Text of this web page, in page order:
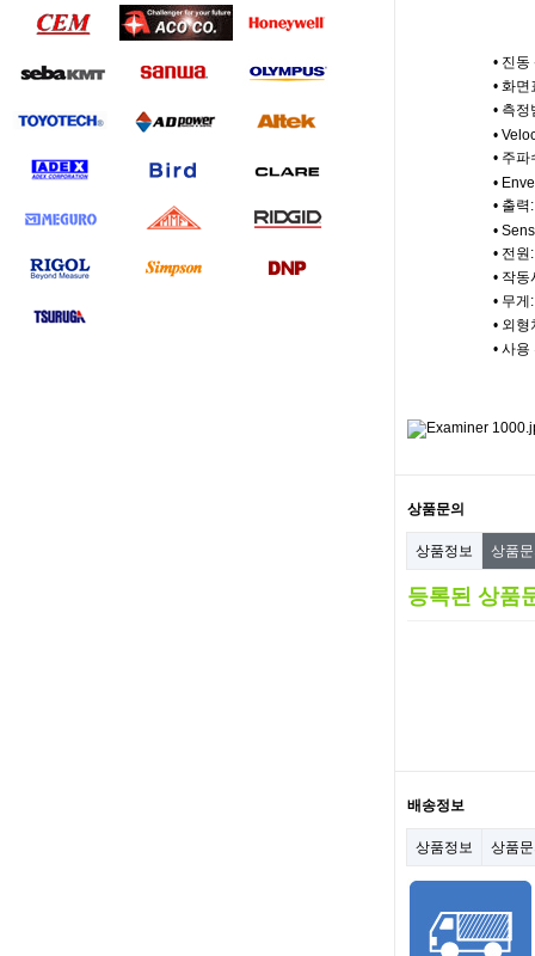
• 진
• 화
• 측
•
• 주
•
• 출
•
• 전
• 작
• 무
• 외
• 사
상품문의
상품정보 상품
등록된 상품
배송정보
상품정보 상품